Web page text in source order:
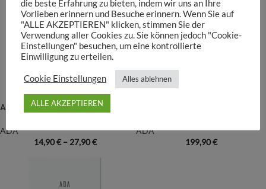
ADA
14,90€– 27,90€
ADA
199,90€
die beste Erfahrung zu bieten, indem wir uns an Ihre
Vorlieben erinnern und Besuche erinnern. Wenn Sie auf
"ALLE AKZEPTIEREN" klicken, stimmen Sie der
Verwendung aller Cookies zu. Sie können jedoch "Cookie-
Einstellungen" besuchen, um eine kontrollierte
Einwilligung zu erteilen.
Cookie Einstellungen Alles ablehnen
ALLE AKZEPTIEREN